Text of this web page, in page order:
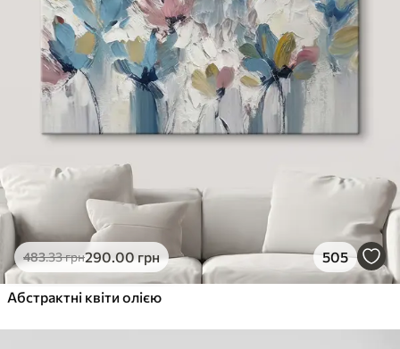
483.33грн290.00грн 505
Абстрактні квіти олією